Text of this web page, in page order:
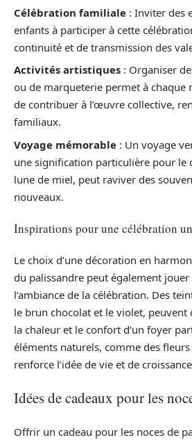
Célébration familiale : Inviter des
enfants à participer à cette
continuité et de transmission des
Activités artistiques : Organiser
ou de marqueterie permet à chaque
de contribuer à l’œuvre collective,
familiaux.
Voyage mémorable : Un voyage
une signification particulière pour le
lune de miel, peut raviver des
nouveaux.
Inspirations pour une célébration
Le choix d’une décoration en
du palissandre peut également
l’ambiance de la célébration. Des
le brun chocolat et le violet,
la chaleur et le confort d’un foyer
éléments naturels, comme des
renforce l’idée de vie et de
Idées de cadeaux pour les
Offrir un cadeau pour les noces de